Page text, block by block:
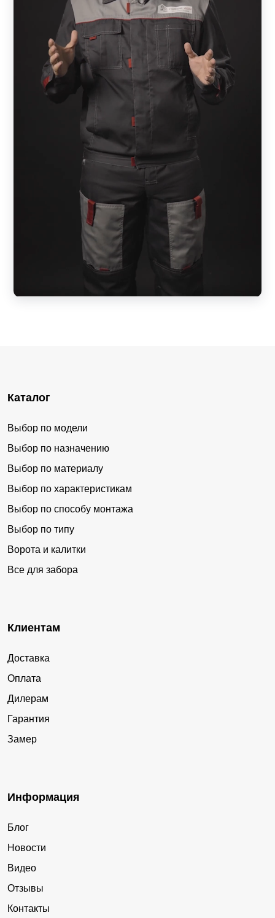
Каталог
Выбор по модели
Выбор по назначению
Выбор по материалу
Выбор по характеристикам
Выбор по способу монтажа
Выбор по типу
Ворота и калитки
Все для забора
Клиентам
Доставка
Оплата
Дилерам
Гарантия
Замер
Информация
Блог
Новости
Видео
Отзывы
Контакты